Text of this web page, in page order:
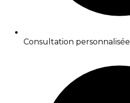
Consultation personnalisée